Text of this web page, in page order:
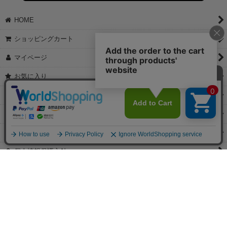
＞詳細は画像をタップ＜
【これからご注文する場合】
STEP2「お届け先・お支払い」ページにて備考欄に下記の記載をお
願いします。
②宛名（空欄は上様は不可）
③但し書き（空欄やお品代は不可）
【すでにご注文が完了している場合】
①お電話・メール・LINEにて領収書希望の連絡をお願い致します
②後日、郵送にて領収書を送らせて頂きます。
①マイページから購入履歴→購入内容→領収書発行を選択。
②後日、郵送にて領収書を送らせて頂きます。
HOME
ショッピングカート
マイページ
お気に入り
特定商取引法表示
ご利用案内
お問い合せ
個人情報保護方針